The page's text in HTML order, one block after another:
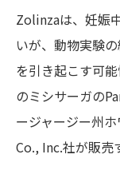
Zolinzaは、妊娠
いが、動物実験
を引き起こす可
のミシサーガの
ージャージー州
Co., Inc.社が販売